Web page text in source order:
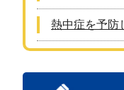
熱中症を予防